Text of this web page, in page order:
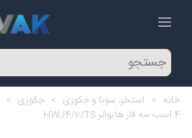
خانه > استخر، سونا و جکوزی > جکوزی >
4 اسب سه فاز هایواتر HWJ4/2/TS